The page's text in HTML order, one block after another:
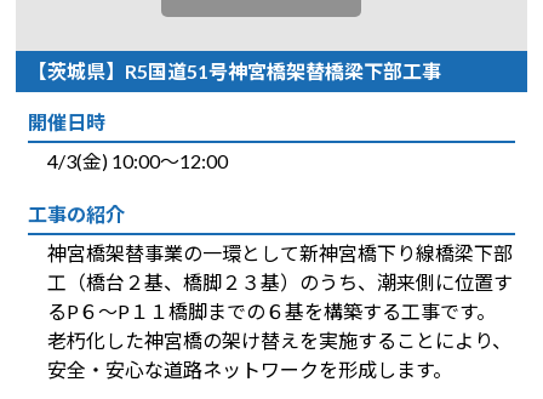
【茨城県】R5国道51号神宮橋架替橋梁下部工事
開催日時
4/3(金) 10:00～12:00
工事の紹介
神宮橋架替事業の一環として新神宮橋下り線橋梁下部
工（橋台２基、橋脚２３基）のうち、潮来側に位置す
るP６～P１１橋脚までの６基を構築する工事です。
老朽化した神宮橋の架け替えを実施することにより、
安全・安心な道路ネットワークを形成します。